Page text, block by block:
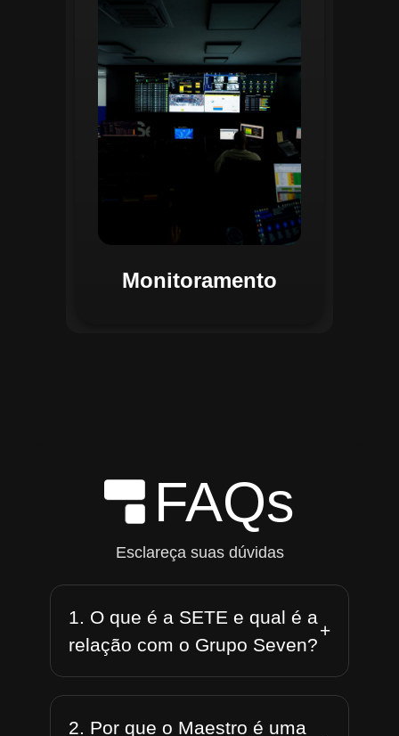
Monitoramento
planejadas. Utilizando um videowall
central e sistemas de convergência
informações operacionais,
identificando gargalos, não
conformidades e oportunidades de
melhoria.
FAQs
Esclareça suas dúvidas
1. O que é a SETE e qual é a
relação com o Grupo Seven?
+
2. Por que o Maestro é uma